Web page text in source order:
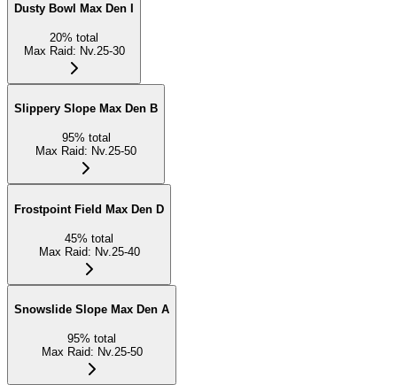
Dusty Bowl Max Den I
20% total
Max Raid: Nv.25-30
Slippery Slope Max Den B
95% total
Max Raid: Nv.25-50
Frostpoint Field Max Den D
45% total
Max Raid: Nv.25-40
Snowslide Slope Max Den A
95% total
Max Raid: Nv.25-50